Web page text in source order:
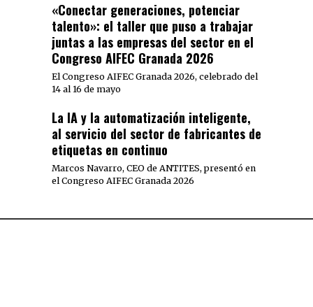
«Conectar generaciones, potenciar
talento»: el taller que puso a trabajar
juntas a las empresas del sector en el
Congreso AIFEC Granada 2026
El Congreso AIFEC Granada 2026, celebrado del
14 al 16 de mayo
La IA y la automatización inteligente,
al servicio del sector de fabricantes de
etiquetas en continuo
Marcos Navarro, CEO de ANTITES, presentó en
el Congreso AIFEC Granada 2026